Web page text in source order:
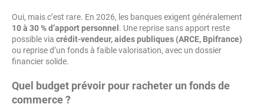
Oui, mais c’est rare. En 2026, les banques exigent généralement
10 à 30 % d’apport personnel . Une reprise sans apport reste
possible via crédit-vendeur, aides publiques (ARCE, Bpifrance)
ou reprise d’un fonds à faible valorisation, avec un dossier
financier solide.
Quel budget prévoir pour racheter un fonds de
commerce ?